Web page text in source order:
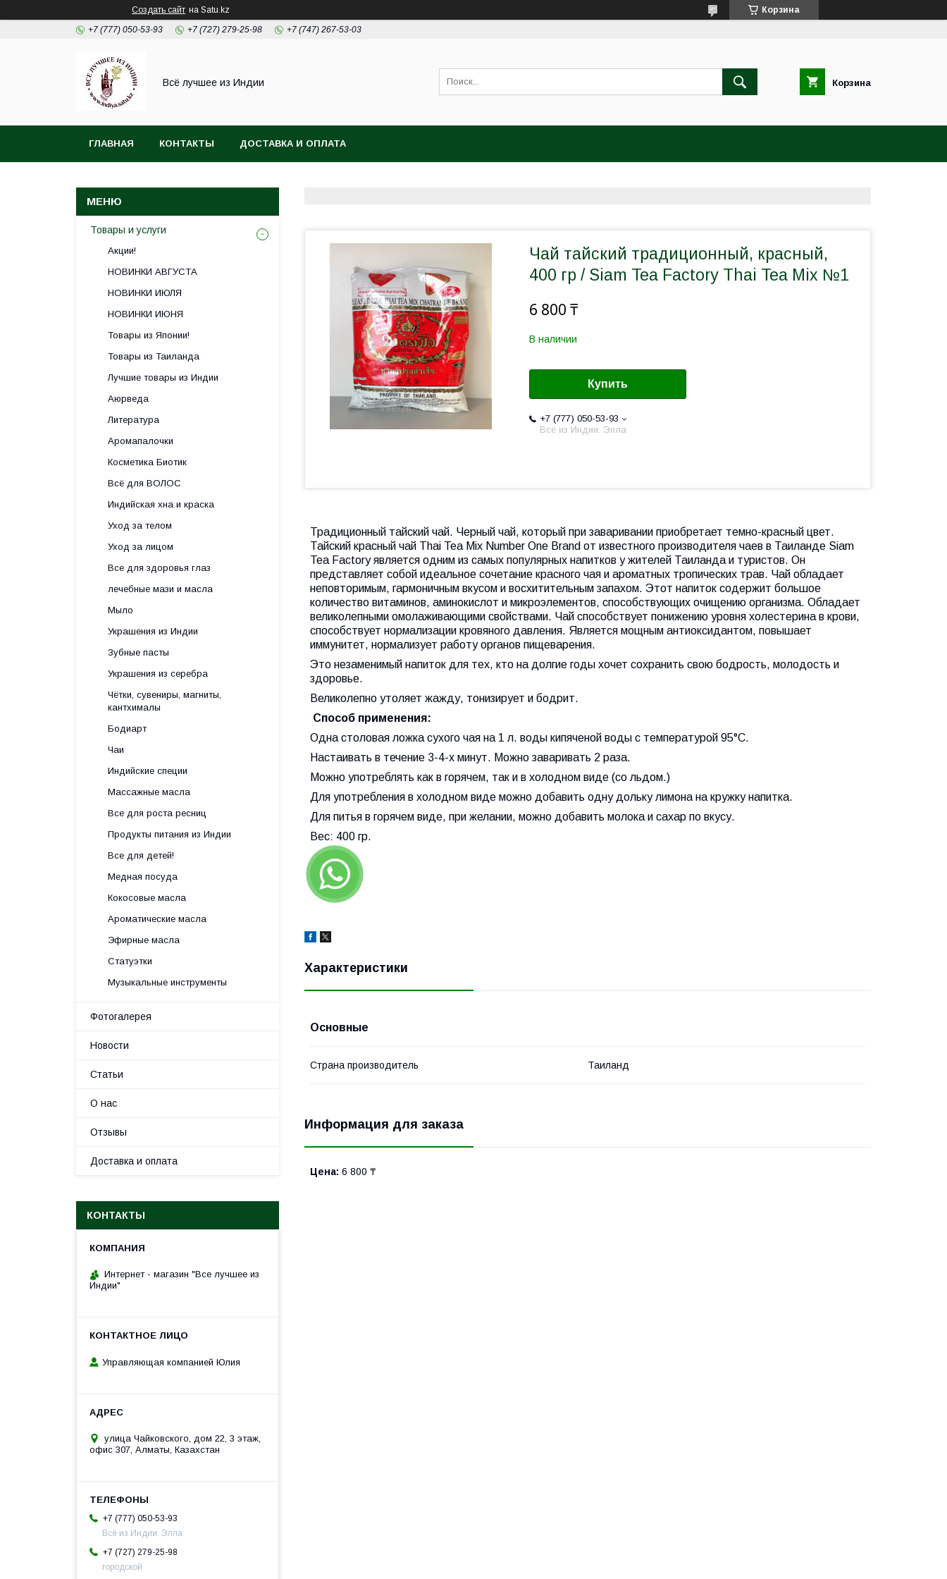
Создать сайт на Satu.kz Корзина
+7 (777) 050-53-93 +7 (727) 279-25-98 +7 (747) 267-53-03
Всё лучшее из Индии Корзина
ГЛАВНАЯ КОНТАКТЫ ДОСТАВКА И ОПЛАТА
Чай тайский традиционный, красный,
400 гр / Siam Tea Factory Thai Tea Mix №1
6 800 ₸
В наличии
Купить
+7 (777) 050-53-93
Всё из Индии: Элла
Традиционный тайский чай. Черный чай, который при заваривании приобретает темно-красный цвет.
Тайский красный чай Thai Tea Mix Number One Brand от известного производителя чаев в Таиланде Siam
Tea Factoryявляется одним из самых популярных напитков у жителей Таиланда и туристов. Он
представляет собой идеальное сочетание красного чая и ароматных тропических трав. Чай обладает
неповторимым, гармоничным вкусом и восхитительным запахом. Этот напиток содержит большое
количество витаминов, аминокислот и микроэлементов, способствующих очищению организма. Обладает
великолепными омолаживающими свойствами. Чай способствует понижению уровня холестерина в крови,
способствует нормализации кровяного давления. Является мощным антиоксидантом, повышает
иммунитет, нормализует работу органов пищеварения.
Это незаменимый напиток для тех, кто на долгие годы хочет сохранить свою бодрость, молодость и
здоровье.
Великолепно утоляет жажду, тонизирует и бодрит.
Способ применения:
Одна столовая ложка сухого чая на 1 л. воды кипяченой воды с температурой 95°C.
Настаивать в течение 3-4-х минут. Можно заваривать 2 раза.
Можно употреблять как в горячем, так и в холодном виде (со льдом.)
Для употребления в холодном виде можно добавить одну дольку лимона на кружку напитка.
Для питья в горячем виде, при желании, можно добавить молока и сахар по вкусу.
Вес: 400 гр.
Характеристики
Основные
Страна производитель Таиланд
Информация для заказа
Цена: 6 800 ₸
Товары и услуги
Акции!
НОВИНКИ АВГУСТА
НОВИНКИ ИЮЛЯ
НОВИНКИ ИЮНЯ
Товары из Японии!
Товары из Таиланда
Лучшие товары из Индии
Аюрведа
Литература
Аромапалочки
Косметика Биотик
Всё для ВОЛОС
Индийская хна и краска
Уход за телом
Уход за лицом
Все для здоровья глаз
лечебные мази и масла
Мыло
Украшения из Индии
Зубные пасты
Украшения из серебра
Чётки, сувениры, магниты,
кантхималы
Бодиарт
Чаи
Индийские специи
Массажные масла
Все для роста ресниц
Продукты питания из Индии
Все для детей!
Медная посуда
Кокосовые масла
Ароматические масла
Эфирные масла
Статуэтки
Музыкальные инструменты
Фотогалерея
Новости
Статьи
О нас
Отзывы
Доставка и оплата
КОНТАКТЫ
Интернет - магазин "Все лучшее из
Индии"
Управляющая компанией Юлия
улица Чайковского, дом 22, 3 этаж,
офис 307, Алматы, Казахстан
+7 (777) 050-53-93
Всё из Индии: Элла
+7 (727) 279-25-98
городской